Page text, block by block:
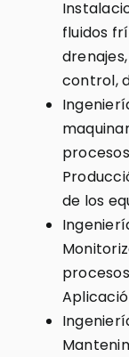
fluidos
control,
de los